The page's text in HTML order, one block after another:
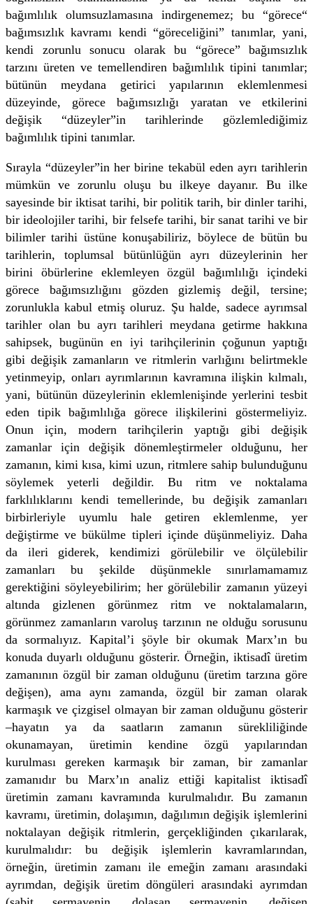
bağımlılık olumsuzlamasına indirgenemez; bu “görece“
bağımsızlık kavramı kendi “göreceliğini” tanımlar, yani,
kendi zorunlu sonucu olarak bu “görece” bağımsızlık
tarzını üreten ve temellendiren bağımlılık tipini tanımlar;
bütünün meydana getirici yapılarının eklemlenmesi
düzeyinde, görece bağımsızlığı yaratan ve etkilerini
değişik “düzeyler”in tarihlerinde gözlemlediğimiz
bağımlılık tipini tanımlar.
Sırayla “düzeyler”in her birine tekabül eden ayrı tarihlerin
mümkün ve zorunlu oluşu bu ilkeye dayanır. Bu ilke
sayesinde bir iktisat tarihi, bir politik tarih, bir dinler tarihi,
bir ideolojiler tarihi, bir felsefe tarihi, bir sanat tarihi ve bir
bilimler tarihi üstüne konuşabiliriz, böylece de bütün bu
tarihlerin, toplumsal bütünlüğün ayrı düzeylerinin her
birini öbürlerine eklemleyen özgül bağımlılığı içindeki
görece bağımsızlığını gözden gizlemiş değil, tersine;
zorunlukla kabul etmiş oluruz. Şu halde, sadece ayrımsal
tarihler olan bu ayrı tarihleri meydana getirme hakkına
sahipsek, bugünün en iyi tarihçilerinin çoğunun yaptığı
gibi değişik zamanların ve ritmlerin varlığını belirtmekle
yetinmeyip, onları ayrımlarının kavramına ilişkin kılmalı,
yani, bütünün düzeylerinin eklemlenişinde yerlerini tesbit
eden tipik bağımlılığa görece ilişkilerini göstermeliyiz.
Onun için, modern tarihçilerin yaptığı gibi değişik
zamanlar için değişik dönemleştirmeler olduğunu, her
zamanın, kimi kısa, kimi uzun, ritmlere sahip bulunduğunu
söylemek yeterli değildir. Bu ritm ve noktalama
farklılıklarını kendi temellerinde, bu değişik zamanları
birbirleriyle uyumlu hale getiren eklemlenme, yer
değiştirme ve bükülme tipleri içinde düşünmeliyiz. Daha
da ileri giderek, kendimizi görülebilir ve ölçülebilir
zamanları bu şekilde düşünmekle sınırlamamamız
gerektiğini söyleyebilirim; her görülebilir zamanın yüzeyi
altında gizlenen görünmez ritm ve noktalamaların,
görünmez zamanların varoluş tarzının ne olduğu sorusunu
da sormalıyız. Kapital’i şöyle bir okumak Marx’ın bu
konuda duyarlı olduğunu gösterir. Örneğin, iktisadî üretim
zamanının özgül bir zaman olduğunu (üretim tarzına göre
değişen), ama aynı zamanda, özgül bir zaman olarak
karmaşık ve çizgisel olmayan bir zaman olduğunu gösterir
–hayatın ya da saatların zamanın sürekliliğinde
okunamayan, üretimin kendine özgü yapılarından
kurulması gereken karmaşık bir zaman, bir zamanlar
zamanıdır bu Marx’ın analiz ettiği kapitalist iktisadî
üretimin zamanı kavramında kurulmalıdır. Bu zamanın
kavramı, üretimin, dolaşımın, dağılımın değişik işlemlerini
noktalayan değişik ritmlerin, gerçekliğinden çıkarılarak,
kurulmalıdır: bu değişik işlemlerin kavramlarından,
örneğin, üretimin zamanı ile emeğin zamanı arasındaki
ayrımdan, değişik üretim döngüleri arasındaki ayrımdan